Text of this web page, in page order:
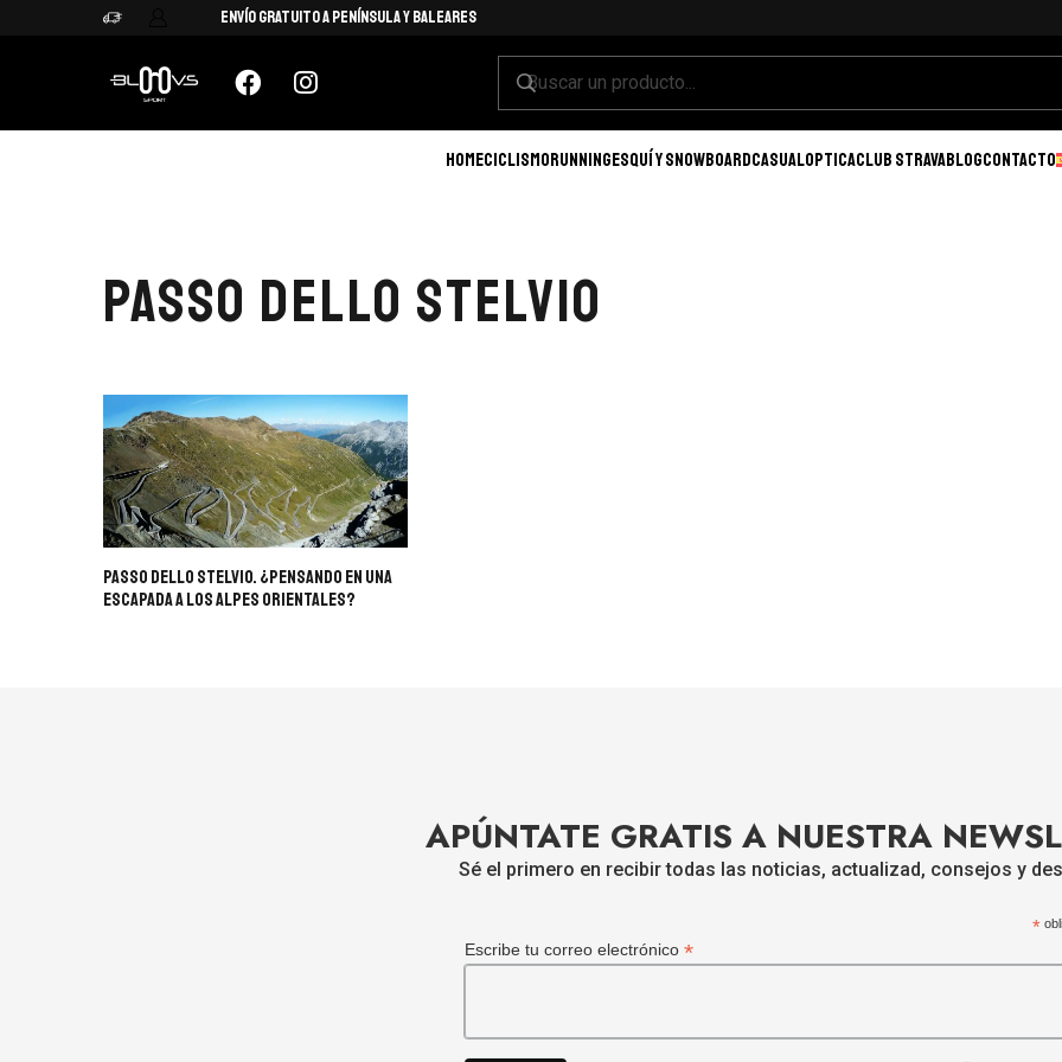
Envío Gratuito a Península y Baleares
HOMECICLISMORUNNINGESQUÍ Y SNOWBOARDCASUALOPTICACLUB STRAVABLOGCONTACTO
PASSO DELLO STELVIO
Passo Dello STELVIO. ¿Pensando En Una
Escapada A Los Alpes Orientales?
APÚNTATE GRATIS A NUESTRA
Sé el primero en recibir todas las noticias, actualizad, consejos y
*
Escribe tu correo electrónico *